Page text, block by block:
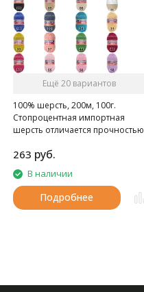
Ещё 20 вариантов
100% шерсть, 200м, 100г.
Стопроцентная импортная
шерсть отличается прочностью
263 руб.
В наличии
Подробнее